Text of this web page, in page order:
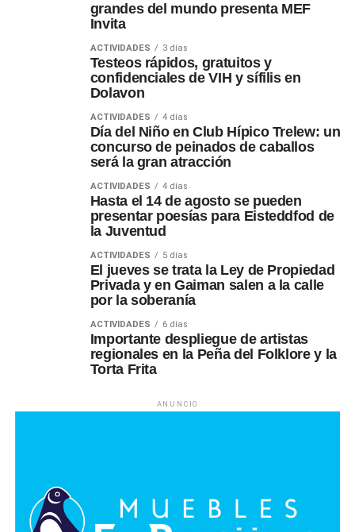
grandes del mundo presenta MEF
Invita
ACTIVIDADES 3 días
Testeos rápidos, gratuitos y
confidenciales de VIH y sífilis en
Dolavon
ACTIVIDADES 4 días
Día del Niño en Club Hípico Trelew: un
concurso de peinados de caballos
será la gran atracción
ACTIVIDADES 4 días
Hasta el 14 de agosto se pueden
presentar poesías para Eisteddfod de
la Juventud
ACTIVIDADES 5 días
El jueves se trata la Ley de Propiedad
Privada y en Gaiman salen a la calle
por la soberanía
ACTIVIDADES 6 días
Importante despliegue de artistas
regionales en la Peña del Folklore y la
Torta Frita
ANUNCIO